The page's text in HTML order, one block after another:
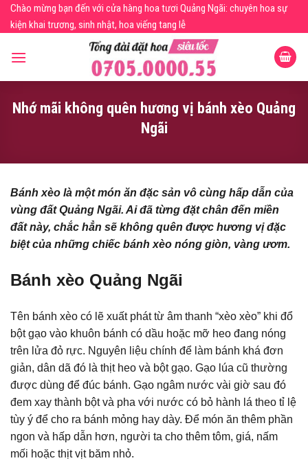
SkipChào mừng bạn đến với cửa hàng hoa tươi Quảng Ngãi: chuyên hoa sự
kiện khai trương, sinh nhật, hoa viếng tang lễ
Nhớ mãi không quên hương vị bánh xèo Quảng
Ngãi
Bánh xèo là một món ăn đặc sản vô cùng hấp dẫn của
vùng đất Quảng Ngãi. Ai đã từng đặt chân đến miền
đất này, chắc hẳn sẽ không quên được hương vị đặc
biệt của những chiếc bánh xèo nóng giòn, vàng ươm.
Bánh xèo Quảng Ngãi
Tên bánh xèo có lẽ xuất phát từ âm thanh “xèo xèo” khi đổ
bột gạo vào khuôn bánh có dầu hoặc mỡ heo đang nóng
trên lửa đỏ rực. Nguyên liệu chính để làm bánh khá đơn
giản, dân dã đó là thịt heo và bột gạo. Gạo lúa cũ thường
được dùng để đúc bánh. Gạo ngâm nước vài giờ sau đó
đem xay thành bột và pha với nước có bỏ hành lá theo tỉ lệ
tùy ý để cho ra bánh mỏng hay dày. Để món ăn thêm phần
ngon và hấp dẫn hơn, người ta cho thêm tôm, giá, nấm
mối hoặc thịt vịt băm nhỏ.